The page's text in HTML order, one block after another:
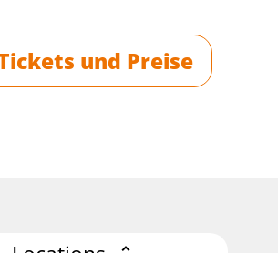
Tickets und Preise